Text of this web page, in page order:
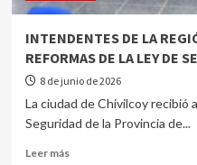
INTENDENTES DE LA
REFORMAS DE LA LEY DE
8 de junio de 2026
La ciudad de Chivilcoy
Seguridad de la Provincia de...
Leer más